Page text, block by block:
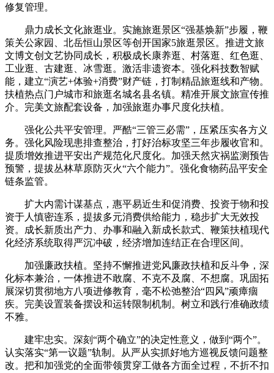
修复管理。
鼎力成长文化旅逛业。实施旅逛景区“强基焕新”步履，鞭
策关公家园、北岳恒山景区等创开国家5旅逛景区。推进文旅
文博文创文艺协同成长，积极成长康养逛、村落逛、红色逛、
工业逛、古建逛、冰雪逛。激活非遗资本。强化科技数智赋
能，建立“演艺+体验+消费”财产链，打制精品旅逛线和产物。
扶植热点门户城市和旅逛名城名县名镇。精准开展文旅宣传推
介。完美文旅配套设备，加强旅逛办事尺度化扶植。
强化公共平安管理。严酷“三管三必需”，压紧压实各方义
务。强化风险现患排查整治，打好治标攻坚三年步履收官和。
提质增效推进平安出产规范化尺度化。加强天然灾祸监测预告
预警，提拔丛林草原防灭火“六个能力”。强化食物药品平安全
链条监管。
扩大内需计谋基点，惠平易近生和促消费、投资于物和投
资于人慎密连系，提拔多元消费供给能力，稳步扩大无效投
资。成长新质出产力、办事和融入新成长款式、鞭策扶植现代
化经济系统取得严沉冲破，经济增加连结正在合理区间。
加强廉政扶植。坚持不懈推进党风廉政扶植和反斗争，深
化标本兼治，一体推进不敢腐、不克不及腐、不想腐。巩固拓
展深切贯彻地方八项进修教育，毫不松弛整治“四风”顽瘴痼
疾。完美设置装备摆设和运转限制机制。树立和践行准确政绩
不雅。
建牢忠实。深刻“两个确立”的决定性意义，做到“两个”。
认实落实“第一议题”轨制。从严从实抓好地方巡视反馈问题整
改。把和加强党的全面带领贯穿工做各方面全过程，不折不扣